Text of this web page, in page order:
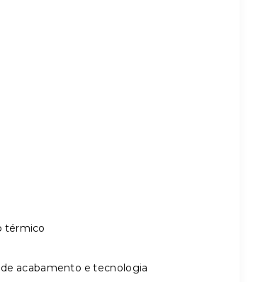
térmico
acabamento e tecnologia